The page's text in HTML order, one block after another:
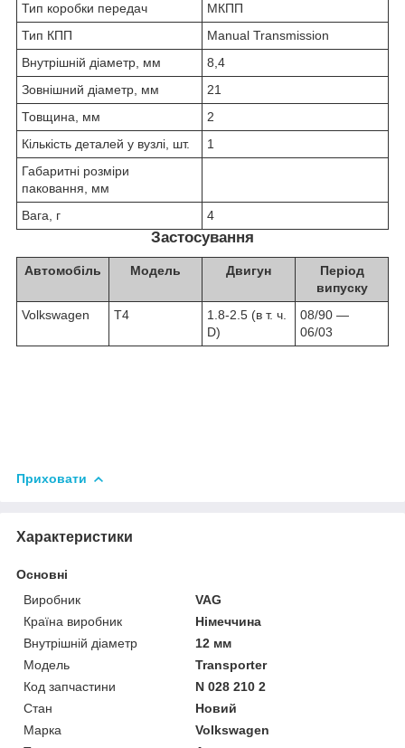
Тип коробки передач
МКПП
Тип КПП
Manual Transmission
Внутрішній діаметр, мм
8,4
Зовнішний діаметр, мм
21
Товщина, мм
2
Кількість деталей у вузлі, шт.
1
Габаритні розміри
паковання, мм
Вага, г
4
Застосування
Автомобіль Модель Двигун
Період
випуску
Volkswagen
T4 1.8-2.5 (в т. ч.
D)
08/90 ―
06/03
Приховати
Характеристики
Основні
Виробник
VAG
Країна виробник
Німеччина
Внутрішній діаметр
12 мм
Модель
Transporter
Код запчастини
N 028 210 2
Стан
Новий
Марка
Volkswagen